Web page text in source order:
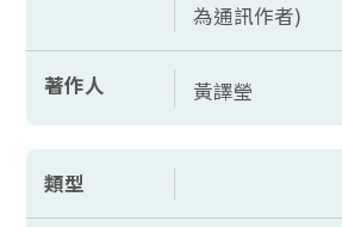
為通訊作者)
著作人 黃譯瑩
類型